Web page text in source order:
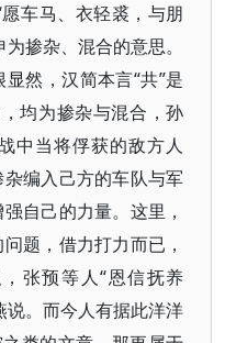
车马、衣轻裘，与朋
掺杂、混合的意思。
然，汉简本言“共”是
均为掺杂与混合，孙
中当将俘获的敌方人
编入己方的车队与军
自己的力量。这里，
题，借力打力而已，
张预等人“恩信抚养
说。而今人有据此洋洋